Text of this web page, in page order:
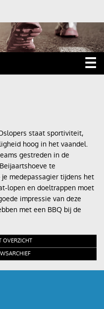
☰
staat sportiviteit,
hoog in het vaandel.
gestreden in de
te
medepassagier tijdens het
lopen en doeltrappen moet
impressie van deze
met een BBQ bij de
OVERZICHT